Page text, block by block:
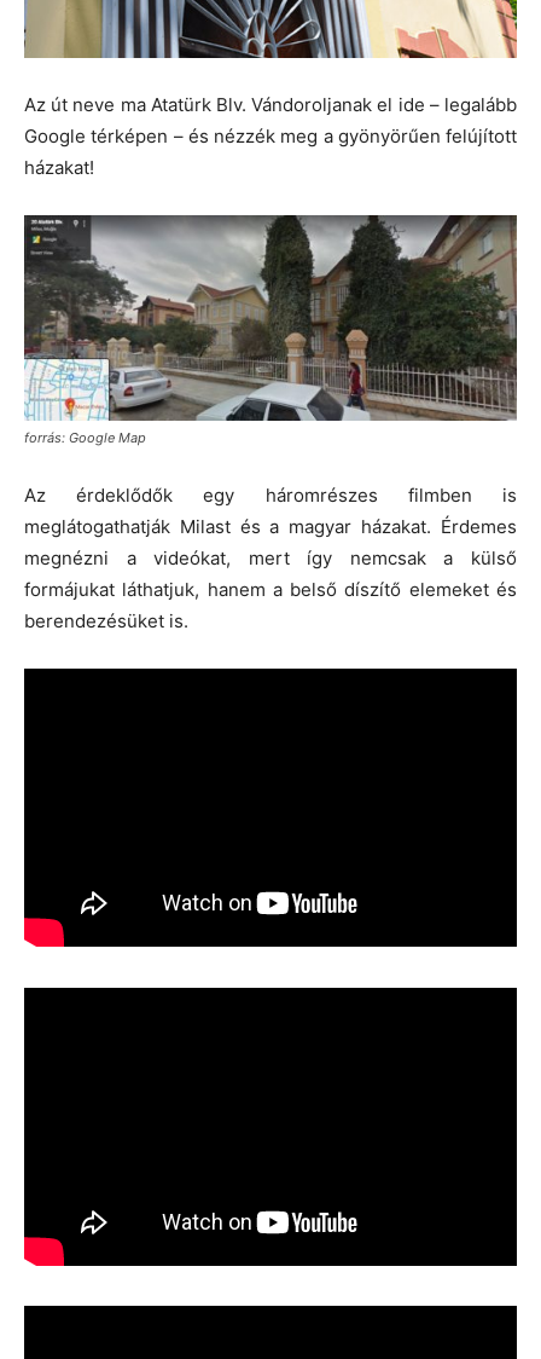
Az út neve ma Atatürk Blv. Vándoroljanak el ide – legalább
Google térképen – és nézzék meg a gyönyörűen felújított
házakat!
forrás: Google Map
Az érdeklődők egy háromrészes filmben is
meglátogathatják Milast és a magyar házakat. Érdemes
megnézni a videókat, mert így nemcsak a külső
formájukat láthatjuk, hanem a belső díszítő elemeket és
berendezésüket is.